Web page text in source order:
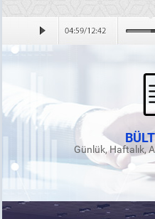
Günlük, Haftalık,